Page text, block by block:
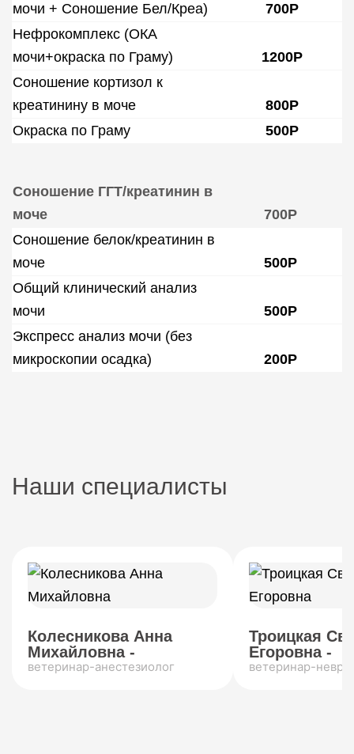
мочи + Соношение Бел/Креа)
700Р
Нефрокомплекс (ОКА
мочи+окраска по Граму)
1200Р
Соношение кортизол к
креатинину в моче
800Р
Окраска по Граму
500Р
Соношение ГГТ/креатинин в
моче
700Р
Соношение белок/креатинин в
моче
500Р
Общий клинический анализ
мочи
500Р
Экспресс анализ мочи (без
микроскопии осадка)
200Р
Наши специалисты
Колесникова Анна
Михайловна -
ветеринар-анестезиолог
Троицкая
Егоровна -
ветеринар-